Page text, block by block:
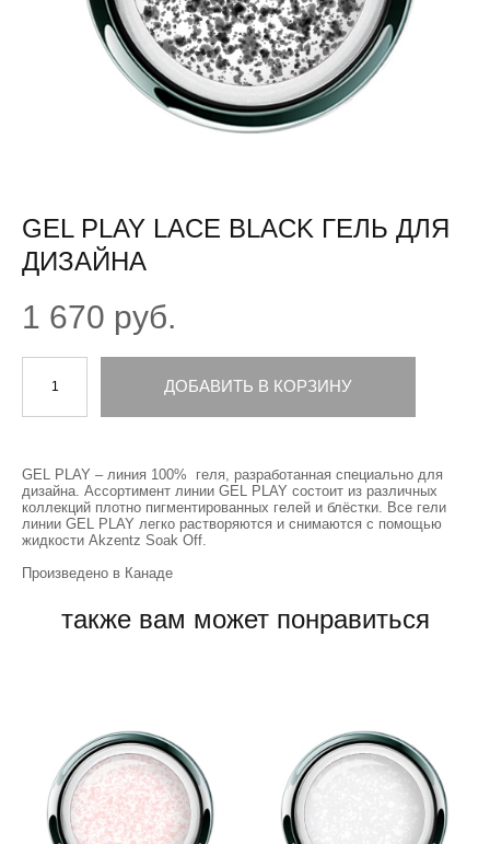
GEL PLAY LACE BLACK ГЕЛЬ ДЛЯ
ДИЗАЙНА
1 670 pуб.
ДОБАВИТЬ В КОРЗИНУ
GEL PLAY – линия 100% геля, разработанная специально для
дизайна. Ассортимент линии GEL PLAY состоит из различных
коллекций плотно пигментированных гелей и блёстки. Все гели
линии GEL PLAY легко растворяются и снимаются с помощью
жидкости Akzentz Soak Off.
Произведено в Канаде
также вам может понравиться